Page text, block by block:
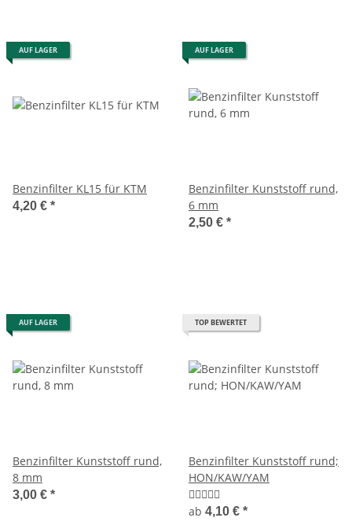
AUF LAGER
Benzinfilter KL15 für KTM
4,20 € *
AUF LAGER
Benzinfilter Kunststoff rund,
6 mm
2,50 € *
AUF LAGER
Benzinfilter Kunststoff rund,
8 mm
3,00 € *
TOP BEWERTET
Benzinfilter Kunststoff rund;
HON/KAW/YAM
ab 4,10 € *